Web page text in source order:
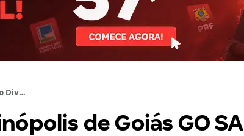
Concurso Divinópolis de Goiás GO SAIU! 465 vagas!
de Goiás GO